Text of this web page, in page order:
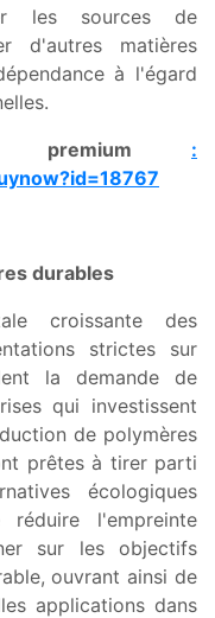
les sources de
d'autres matières
à l'égard
premium :
durables
croissante des
strictes sur
la demande de
qui investissent
de polymères
prêtes à tirer parti
écologiques
l'empreinte
sur les objectifs
ouvrant ainsi de
applications dans